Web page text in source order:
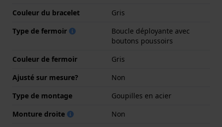
Couleur du bracelet
Gris
Type de fermoir
Boucle déployante avec
boutons poussoirs
Couleur de fermoir
Gris
Ajusté sur mesure?
Non
Type de montage
Goupilles en acier
Monture droite
Non